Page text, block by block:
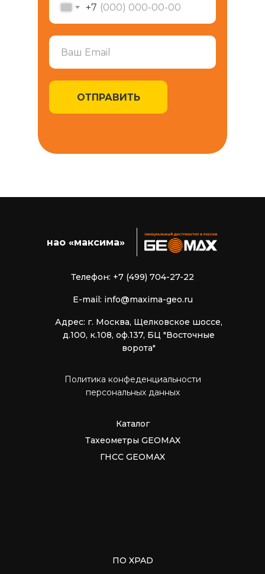
+7
ОТПРАВИТЬ
нао «максима»
Телефон: +7 (499) 704-27-22
E-mail: info@maxima-geo.ru
Адрес: г. Москва, Щелковское шоссе,
д.100, к.108, оф.137, БЦ "Восточные
ворота"
Политика конфеденциальности
персональных данных
Каталог
Тахеометры GEOMAX
ГНСС GEOMAX
ПО XPAD